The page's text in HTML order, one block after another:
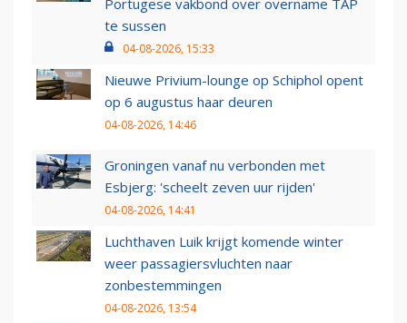
Portugese vakbond over overname TAP
te sussen
04-08-2026, 15:33
Nieuwe Privium-lounge op Schiphol opent
op 6 augustus haar deuren
04-08-2026, 14:46
Groningen vanaf nu verbonden met
Esbjerg: 'scheelt zeven uur rijden'
04-08-2026, 14:41
Luchthaven Luik krijgt komende winter
weer passagiersvluchten naar
zonbestemmingen
04-08-2026, 13:54